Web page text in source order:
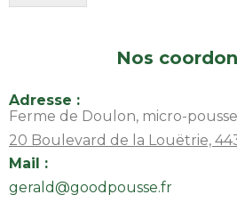
Nos
Adresse :
Ferme de Doulon, micro-
20 Boulevard de la Louëtrie,
Mail :
gerald@goodpousse.fr